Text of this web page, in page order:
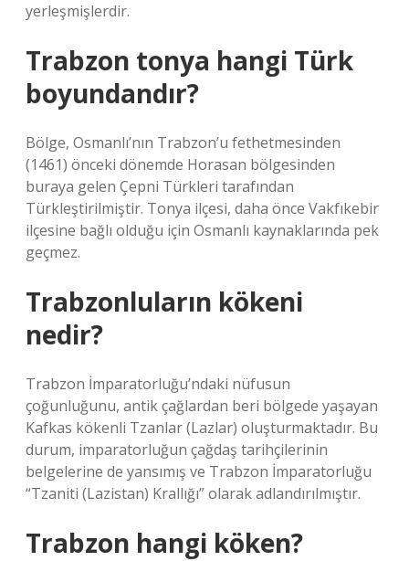
yerleşmişlerdir.
Trabzon tonya hangi Türk
boyundandır?
Bölge, Osmanlı’nın Trabzon’u fethetmesinden
(1461) önceki dönemde Horasan bölgesinden
buraya gelen Çepni Türkleri tarafından
Türkleştirilmiştir. Tonya ilçesi, daha önce Vakfıkebir
ilçesine bağlı olduğu için Osmanlı kaynaklarında pek
geçmez.
Trabzonluların kökeni
nedir?
Trabzon İmparatorluğu’ndaki nüfusun
çoğunluğunu, antik çağlardan beri bölgede yaşayan
Kafkas kökenli Tzanlar (Lazlar) oluşturmaktadır. Bu
durum, imparatorluğun çağdaş tarihçilerinin
belgelerine de yansımış ve Trabzon İmparatorluğu
“Tzaniti (Lazistan) Krallığı” olarak adlandırılmıştır.
Trabzon hangi köken?